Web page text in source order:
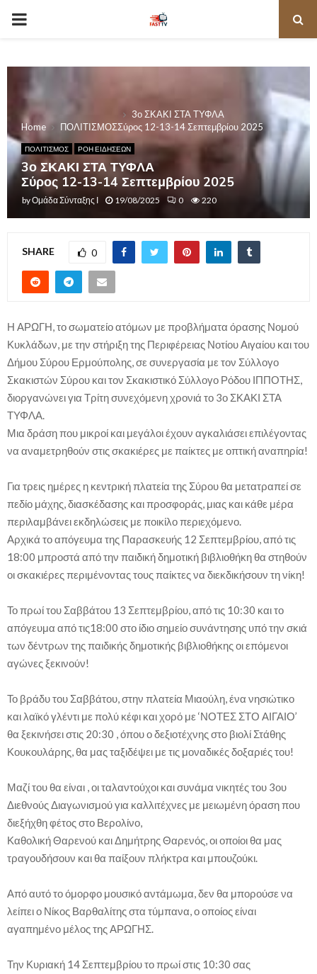
PRIMARY
Home ΠΟΛΙΤΙΣΜΟΣ
3ο ΣΚΑΚΙ ΣΤΑ ΤΥΦΛΑ
Σύρος 12-13-14 Σεπτεμβρίου 2025
ΠΟΛΙΤΙΣΜΟΣ ΡΟΗ ΕΙΔΗΣΕΩΝ
3ο ΣΚΑΚΙ ΣΤΑ ΤΥΦΛΑ
Σύρος 12-13-14 Σεπτεμβρίου 2025
byΟμάδα Σύνταξης Ι 19/08/2025 0 220
SHARE 0
Η ΑΡΩΓΗ, το σωματείο ατόμων με προβλήματα όρασης Νομού
Κυκλάδων, με την στήριξη της Περιφέρειας Νοτίου Αιγαίου και του
Δήμου Σύρου Ερμούπολης, σε συνεργασία με τον Σύλλογο
Σκακιστών Σύρου και τον Σκακιστικό Σύλλογο Ρόδου ΙΠΠΟΤΗΣ,
διοργανώνει για Τρίτη συνεχόμενη χρονιά το 3ο ΣΚΑΚΙ ΣΤΑ
ΤΥΦΛΑ.
Μια δράση που μικροί και μεγάλοι έχουν αγκαλιάσει επιλέγοντας
να αναμετρηθούν στις σκακιέρες με παίκτες με οπτική αναπηρία!
Για τρεις ημέρες η κεντρική πλατεία της Σύρου θα μετατραπεί σε
πεδίο μάχης, διασκέδασης και προσφοράς, μιας και κάθε μέρα
περιλαμβάνει εκδηλώσεις με ποικίλο περιεχόμενο.
Αρχικά το απόγευμα της Παρασκευής 12 Σεπτεμβρίου, από τις
18:00 μπροστά από την παιδική δημοτική βιβλιοθήκη θα στηθούν
οι σκακιέρες περιμένοντας τους παίκτες να διεκδικήσουν τη νίκη!
Το πρωί του Σαββάτου 13 Σεπτεμβρίου, από τις 10:30 και το
απόγευμα από τις18:00 στο ίδιο σημείο συνάντησης υπό την σκιά
των δέντρων της παιδικής δημοτικής βιβλιοθήκης οι επόμενοι
αγώνες ξεκινούν!
Το βράδυ του Σαββάτου, στην πλατεία Μιαούλη, ένα νησιώτικο
και λαϊκό γλέντι με πολύ κέφι και χορό με ‘ΝΟΤΕΣ ΣΤΟ ΑΙΓΑΙΟ’
θα ξεκινήσει στις 20:30 , όπου ο δεξιοτέχνης στο βιολί Στάθης
Κουκουλάρης, θα μας ταξιδέψει με τις μοναδικές δοξαριές του!
Μαζί του θα είναι , οι ταλαντούχοι και συνάμα νικητές του 3ου
Διεθνούς Διαγωνισμού για καλλιτέχνες με μειωμένη όραση που
διεξήχθη φέτος στο Βερολίνο,
Καθολική Θαρενού και Δημήτρης Θαρενός, οι οποίοι θα μας
τραγουδήσουν και θα παίξουν πλήκτρα και μπουζούκι.
Από αυτό το όμορφο μουσικό αντάμωμα, δεν θα μπορούσε να
λείπει ο Νίκος Βαρθαλίτης στα τύμπανα, ο οποίος είναι
αγαπημένο μέλος της ΑΡΩΓΗΣ.
Την Κυριακή 14 Σεπτεμβρίου το πρωί στις 10:30 σας